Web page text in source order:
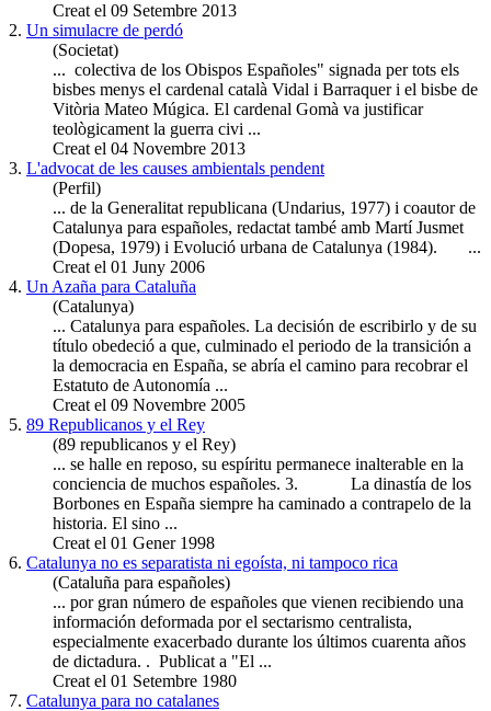
Creat el 09 Setembre 2013
2. Un simulacre de perdó
(Societat)
... colectiva de los Obispos Españoles" signada per tots els
bisbes menys el cardenal català Vidal i Barraquer i el bisbe de
Vitòria Mateo Múgica. El cardenal Gomà va justificar
teològicament la guerra civi ...
Creat el 04 Novembre 2013
3. L'advocat de les causes ambientals pendent
(Perfil)
... de la Generalitat republicana (Undarius, 1977) i coautor de
Catalunya para españoles, redactat també amb Martí Jusmet
(Dopesa, 1979) i Evolució urbana de Catalunya (1984). ...
Creat el 01 Juny 2006
4. Un Azaña para Cataluña
(Catalunya)
... Catalunya para españoles. La decisión de escribirlo y de su
título obedeció a que, culminado el periodo de la transición a
la democracia en España, se abría el camino para recobrar el
Estatuto de Autonomía ...
Creat el 09 Novembre 2005
5. 89 Republicanos y el Rey
(89 republicanos y el Rey)
... se halle en reposo, su espíritu permanece inalterable en la
conciencia de muchos españoles. 3. La dinastía de los
Borbones en España siempre ha caminado a contrapelo de la
historia. El sino ...
Creat el 01 Gener 1998
6. Catalunya no es separatista ni egoísta, ni tampoco rica
(Cataluña para españoles)
... por gran número de españoles que vienen recibiendo una
información deformada por el sectarismo centralista,
especialmente exacerbado durante los últimos cuarenta años
de dictadura. . Publicat a "El ...
Creat el 01 Setembre 1980
7. Catalunya para no catalanes